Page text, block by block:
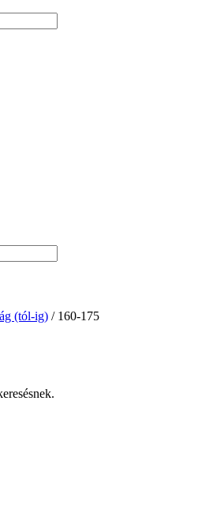
(tól-ig) / 160-175